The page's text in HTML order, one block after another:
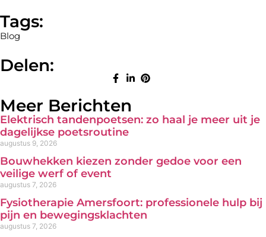
Tags:
Blog
Delen:
Meer Berichten
Elektrisch tandenpoetsen: zo haal je meer uit je
dagelijkse poetsroutine
augustus 9, 2026
Bouwhekken kiezen zonder gedoe voor een
veilige werf of event
augustus 7, 2026
Fysiotherapie Amersfoort: professionele hulp bij
pijn en bewegingsklachten
augustus 7, 2026